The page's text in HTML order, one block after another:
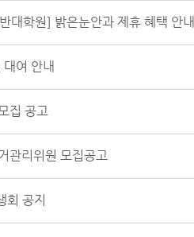
대학원] 밝은눈안과 제휴 혜택 안내
여 안내
집 공고
관리위원 모집공고
회 공지